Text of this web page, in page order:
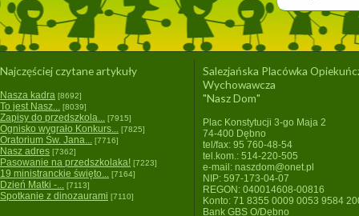
Najczęściej czytane artykuły
Nasza kadra [8692]
To jest Nasz... [8039]
Zapisy do przedszkola... [7915]
Ognisko wygrało Konkurs... [7825]
Oratorium Św. Jana... [7716]
Nasz adres [7362]
Pasowanie na przedszkolaka! [7223]
19 ministranckie święto... [7164]
Dzień Matki -... [7113]
Spotkanie z dinozaurami [7110]
Salezjańska Placówka
Wychowawcza
"Nasz Dom"
Plac Konstytucji 3-go Maja 2
74-400 Dębno
tel/fax: 95 760-48-54
tel.kom.: 514-220-505
e-mail: naszdom@onet.pl
NIP: 597-173-04-07
REGON: 040014608-00816
Konto: 71 8355 0009 0053 9584
Bank GBS O/Dębno